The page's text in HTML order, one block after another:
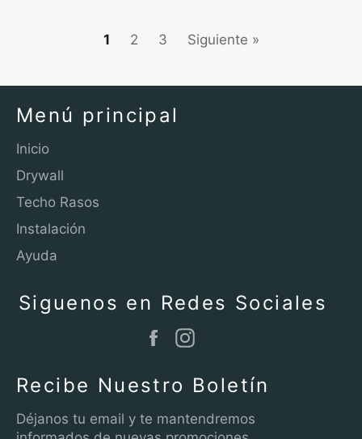
1 2 3 Siguiente »
Menú principal
Inicio
Drywall
Techo Rasos
Instalación
Ayuda
Siguenos en Redes Sociales
Facebook
Recibe Nuestro Boletín
Déjanos tu email y te mantendremos